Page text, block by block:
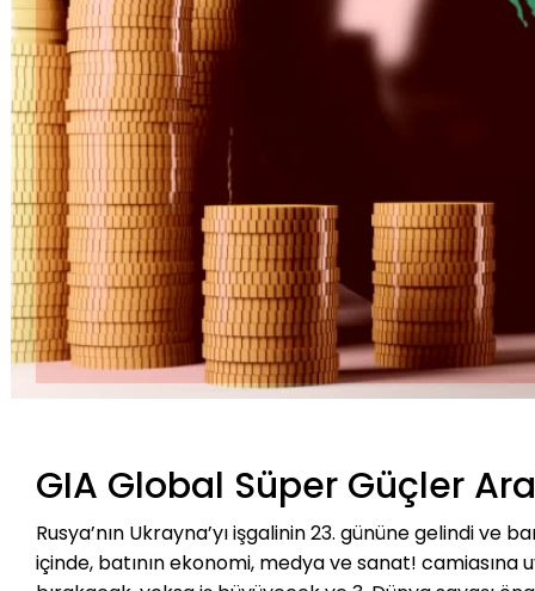
GIA Global Süper Güçler
Rusya’nın Ukrayna’yı işgalinin 23. gününe gelindi
içinde, batının ekonomi, medya ve sanat! camiasına